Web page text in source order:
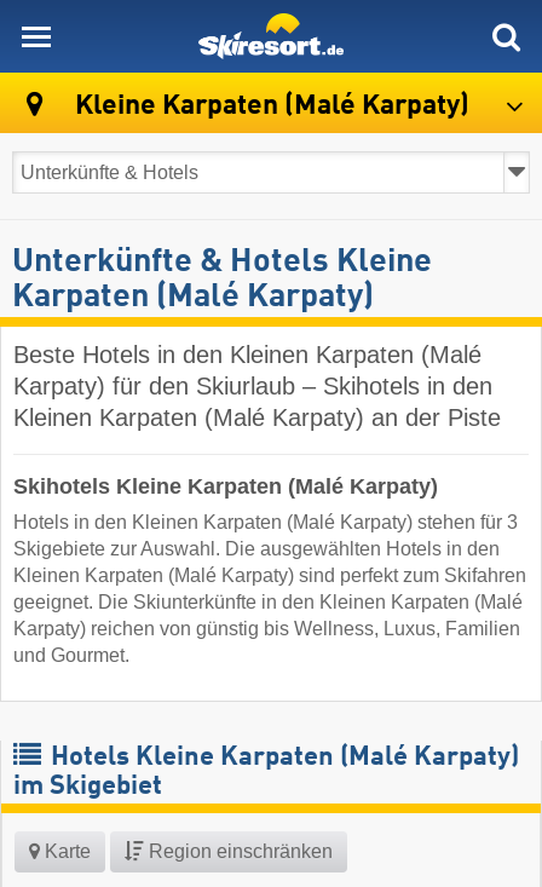
Kleine Karpaten (Malé Karpaty)
Unterkünfte & Hotels Kleine
Karpaten (Malé Karpaty)
Beste Hotels in den Kleinen Karpaten (Malé
Karpaty) für den Skiurlaub – Skihotels in den
Kleinen Karpaten (Malé Karpaty) an der Piste
Skihotels Kleine Karpaten (Malé Karpaty)
Hotels in den Kleinen Karpaten (Malé Karpaty) stehen für 3
Skigebiete zur Auswahl. Die ausgewählten Hotels in den
Kleinen Karpaten (Malé Karpaty) sind perfekt zum Skifahren
geeignet. Die Skiunterkünfte in den Kleinen Karpaten (Malé
Karpaty) reichen von günstig bis Wellness, Luxus, Familien
und Gourmet.
Hotels Kleine Karpaten (Malé Karpaty)
im Skigebiet
Karte Region einschränken